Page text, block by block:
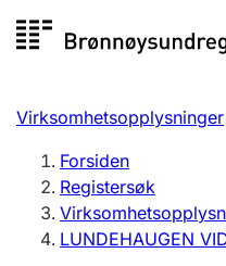
Registersøk
Aksjeselskap
Enkeltpersonforetak
Registrere, endre,
Virksomhetsopplysninger
Forsiden
Registersøk
LUNDEHAUGEN